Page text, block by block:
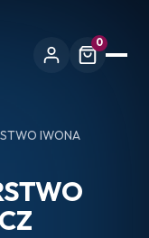
0
IWONA